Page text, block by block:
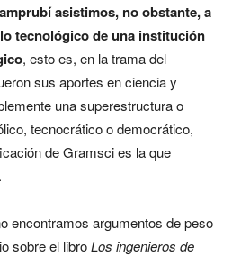
asistimos, no obstante, a
tecnológico de una institución
, esto es, en la trama del
sus aportes en ciencia y
una superestructura o
tecnocrático o democrático,
de Gramsci es la que
encontramos argumentos de peso
sobre el libroLos ingenieros de